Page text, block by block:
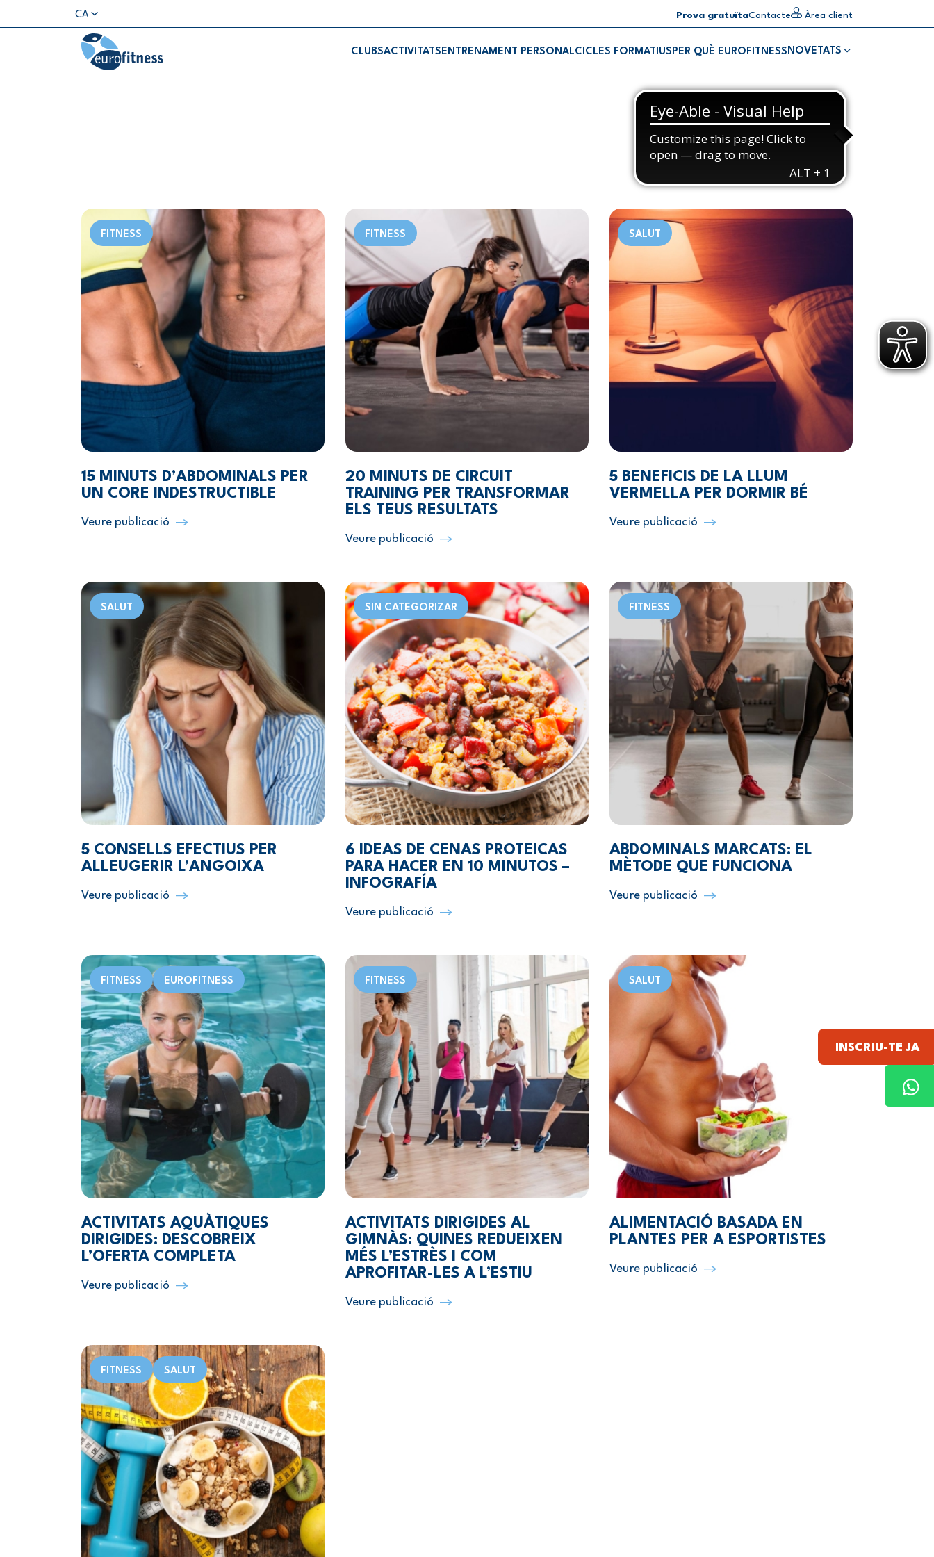
INSCRIU-TE JA
CA Prova gratuïtaContacte Àrea client
CLUBSACTIVITATS ENTRENAMENT PERSONALCICLES FORMATIUS PER QUÈ EUROFITNESS NOVETATS
FITNESS
15 MINUTS D’ABDOMINALS PER
UN CORE INDESTRUCTIBLE
Veure publicació
FITNESS
20 MINUTS DE CIRCUIT
TRAINING PER TRANSFORMAR
ELS TEUS RESULTATS
Veure publicació
SALUT
5 BENEFICIS DE LA LLUM
VERMELLA PER DORMIR BÉ
Veure publicació
SALUT
5 CONSELLS EFECTIUS PER
ALLEUGERIR L’ANGOIXA
Veure publicació
SIN CATEGORIZAR
6 IDEAS DE CENAS PROTEICAS
PARA HACER EN 10 MINUTOS –
INFOGRAFÍA
Veure publicació
FITNESS
ABDOMINALS MARCATS: EL
MÈTODE QUE FUNCIONA
Veure publicació
FITNESS EUROFITNESS
ACTIVITATS AQUÀTIQUES
DIRIGIDES: DESCOBREIX
L’OFERTA COMPLETA
Veure publicació
FITNESS
ACTIVITATS DIRIGIDES AL
GIMNÀS: QUINES REDUEIXEN
MÉS L’ESTRÈS I COM
APROFITAR-LES A L’ESTIU
Veure publicació
SALUT
ALIMENTACIÓ BASADA EN
PLANTES PER A ESPORTISTES
Veure publicació
FITNESS SALUT